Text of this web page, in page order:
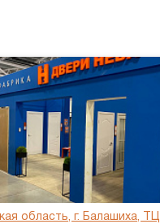
область, г. Балашиха, ТЦ